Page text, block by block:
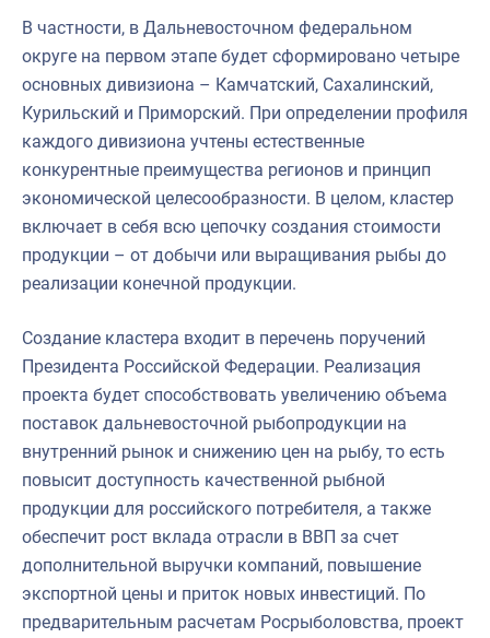
В частности, в Дальневосточном федеральном
округе на первом этапе будет сформировано четыре
основных дивизиона – Камчатский, Сахалинский,
Курильский и Приморский. При определении профиля
каждого дивизиона учтены естественные
конкурентные преимущества регионов и принцип
экономической целесообразности. В целом, кластер
включает в себя всю цепочку создания стоимости
продукции – от добычи или выращивания рыбы до
реализации конечной продукции.
Создание кластера входит в перечень поручений
Президента Российской Федерации. Реализация
проекта будет способствовать увеличению объема
поставок дальневосточной рыбопродукции на
внутренний рынок и снижению цен на рыбу, то есть
повысит доступность качественной рыбной
продукции для российского потребителя, а также
обеспечит рост вклада отрасли в ВВП за счет
дополнительной выручки компаний, повышение
экспортной цены и приток новых инвестиций. По
предварительным расчетам Росрыболовства, проект